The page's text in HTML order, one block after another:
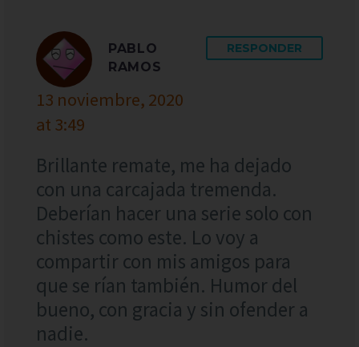
PABLO
RAMOS
13 noviembre, 2020
at 3:49
RESPONDER
Brillante remate, me ha dejado
con una carcajada tremenda.
Deberían hacer una serie solo con
chistes como este. Lo voy a
compartir con mis amigos para
que se rían también. Humor del
bueno, con gracia y sin ofender a
nadie.